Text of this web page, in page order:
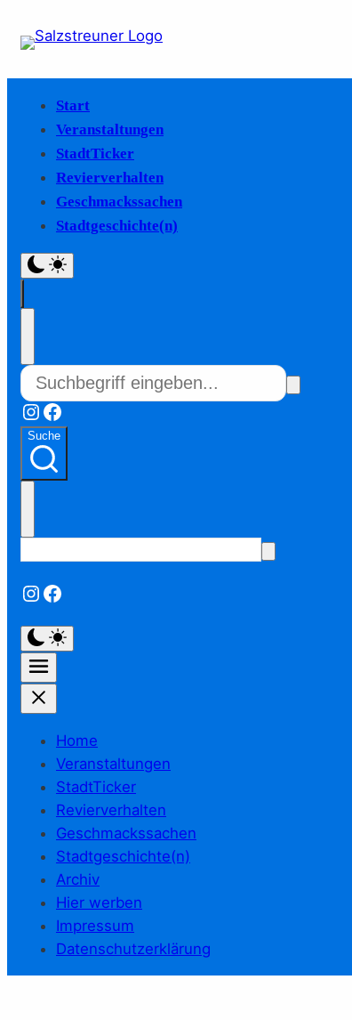
Start
Veranstaltungen
StadtTicker
Revierverhalten
Geschmackssachen
Stadtgeschichte(n)
Instagram
Facebook
Suche
Instagram
Facebook
Home
Veranstaltungen
StadtTicker
Revierverhalten
Geschmackssachen
Stadtgeschichte(n)
Archiv
Hier werben
Impressum
Datenschutzerklärung